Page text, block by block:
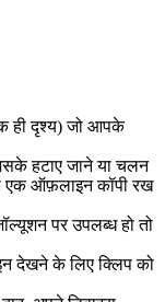
ही दृश्य) जो आपके
हटाए जाने या चलन
एक ऑफ़लाइन कॉपी रख
पर उपलब्ध हो तो
देखने के लिए क्लिप को